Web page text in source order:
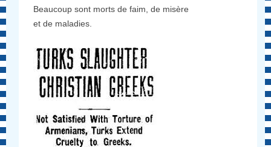
Beaucoup sont morts de faim, de misère
et de maladies.